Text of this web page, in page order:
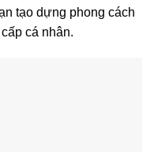
tạo dựng phong cách
cá nhân.